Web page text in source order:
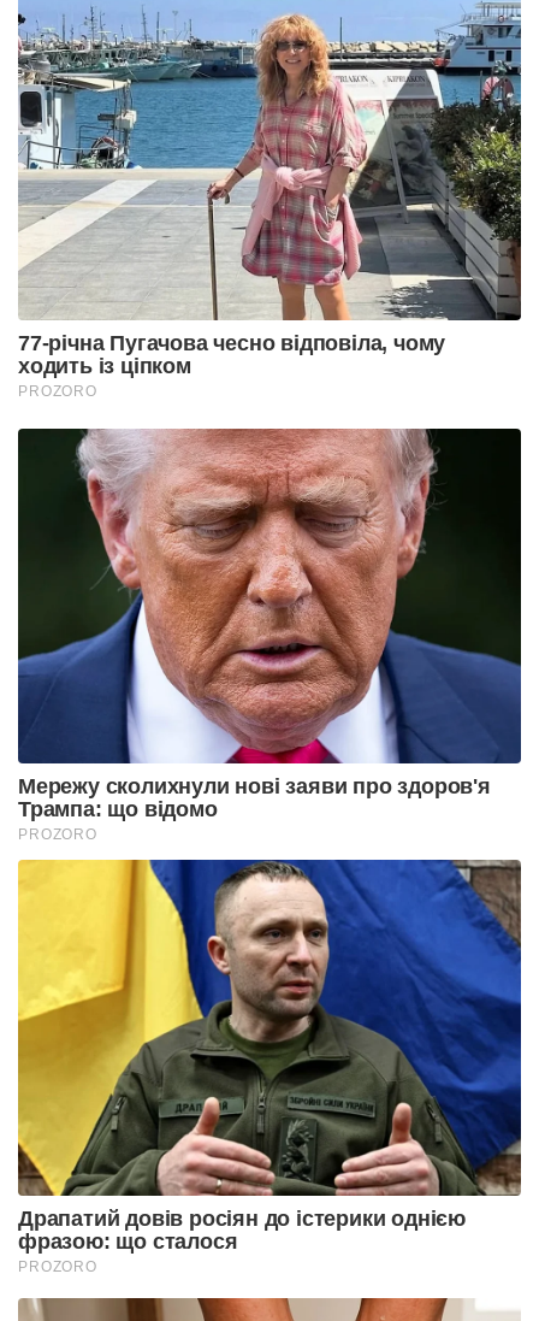
77-річна Пугачова чесно відповіла, чому
ходить із ціпком
PROZORO
Мережу сколихнули нові заяви про здоров'я
Трампа: що відомо
PROZORO
Драпатий довів росіян до істерики однією
фразою: що сталося
PROZORO